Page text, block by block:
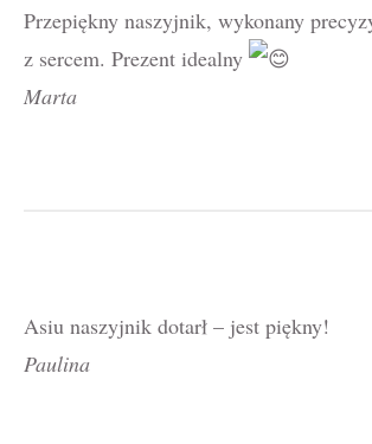
Przepiękny naszyjnik, wykonany
z sercem. Prezent idealny
Marta
Asiu naszyjnik dotarł – jest piękny!
Paulina